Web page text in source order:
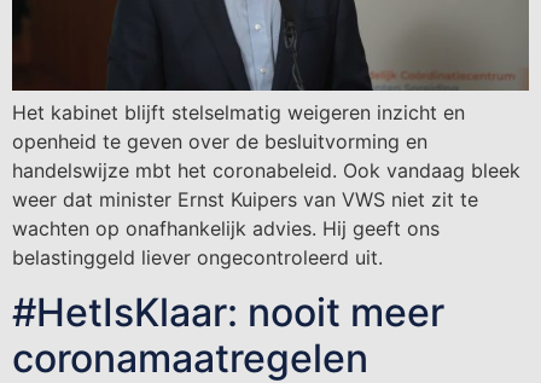
Het kabinet blijft stelselmatig weigeren inzicht en
openheid te geven over de besluitvorming en
handelswijze mbt het coronabeleid. Ook vandaag bleek
weer dat minister Ernst Kuipers van VWS niet zit te
wachten op onafhankelijk advies. Hij geeft ons
belastinggeld liever ongecontroleerd uit.
#HetIsKlaar: nooit meer
coronamaatregelen